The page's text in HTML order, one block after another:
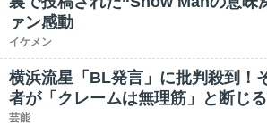
ァン感動
イケメン
横浜流星「BL発言」に批判殺到！
者が「クレームは無理筋」と断じ
芸能